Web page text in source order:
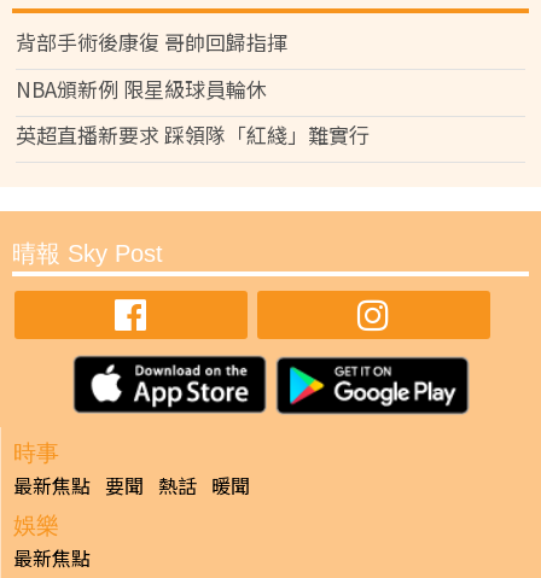
背部手術後康復 哥帥回歸指揮
NBA頒新例 限星級球員輪休
英超直播新要求 踩領隊「紅綫」難實行
晴報 Sky Post
時事
最新焦點 要聞 熱話 暖聞
娛樂
最新焦點